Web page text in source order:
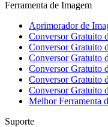
Ferramenta de Imagem
Aprimorador de
Conversor Gratuito
Conversor Gratuito
Conversor Gratuito
Conversor Gratuito
Conversor Gratuito
Conversor Gratuito
Melhor Ferramenta
Suporte